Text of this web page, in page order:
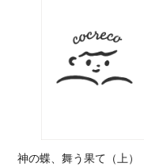
神の蝶、舞う果て（上）